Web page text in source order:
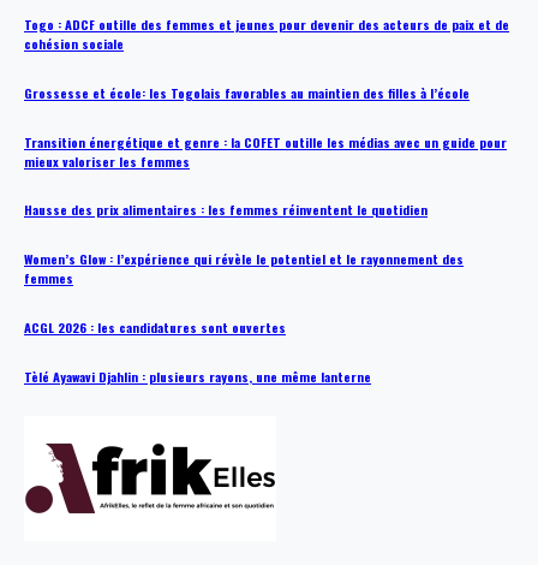
Togo : ADCF outille des femmes et jeunes pour devenir des acteurs de paix et de
cohésion sociale
Grossesse et école: les Togolais favorables au maintien des filles à l’école
Transition énergétique et genre : la COFET outille les médias avec un guide pour
mieux valoriser les femmes
Hausse des prix alimentaires : les femmes réinventent le quotidien
Women’s Glow : l’expérience qui révèle le potentiel et le rayonnement des
femmes
ACGL 2026 : les candidatures sont ouvertes
Tèlé Ayawavi Djahlin : plusieurs rayons, une même lanterne